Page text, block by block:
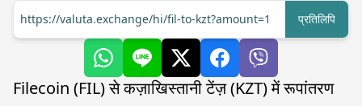
https://valuta.exchange/hi/fil-to-kzt?amount=1
प्रतिलिपि
Filecoin (FIL) से कज़ाखिस्तानी टेंज़ (KZT) में रूपांतरण